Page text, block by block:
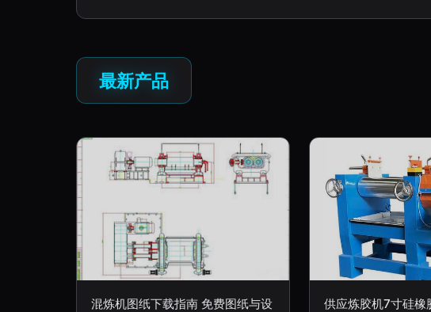
最新产品
混炼机图纸下载指南 免费图纸与设
供应炼胶机7寸硅橡